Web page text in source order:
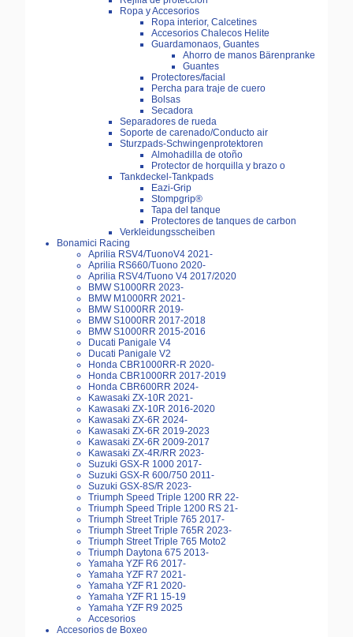
Ropa y Accesorios
Ropa interior, Calcetines
Accesorios Chalecos Helite
Guardamonaos, Guantes
Ahorro de manos Bärenpranke
Guantes
Protectores/facial
Percha para traje de cuero
Bolsas
Secadora
Separadores de rueda
Soporte de carenado/Conducto air
Sturzpads-Schwingenprotektoren
Almohadilla de otoño
Protector de horquilla y brazo o
Tankdeckel-Tankpads
Eazi-Grip
Stompgrip®
Tapa del tanque
Protectores de tanques de carbon
Verkleidungsscheiben
Bonamici Racing
Aprilia RSV4/TuonoV4 2021-
Aprilia RS660/Tuono 2020-
Aprilia RSV4/Tuono V4 2017/2020
BMW S1000RR 2023-
BMW M1000RR 2021-
BMW S1000RR 2019-
BMW S1000RR 2017-2018
BMW S1000RR 2015-2016
Ducati Panigale V4
Ducati Panigale V2
Honda CBR1000RR-R 2020-
Honda CBR1000RR 2017-2019
Honda CBR600RR 2024-
Kawasaki ZX-10R 2021-
Kawasaki ZX-10R 2016-2020
Kawasaki ZX-6R 2024-
Kawasaki ZX-6R 2019-2023
Kawasaki ZX-6R 2009-2017
Kawasaki ZX-4R/RR 2023-
Suzuki GSX-R 1000 2017-
Suzuki GSX-R 600/750 2011-
Suzuki GSX-8S/R 2023-
Triumph Speed Triple 1200 RR 22-
Triumph Speed Triple 1200 RS 21-
Triumph Street Triple 765 2017-
Triumph Street Triple 765R 2023-
Triumph Street Triple 765 Moto2
Triumph Daytona 675 2013-
Yamaha YZF R6 2017-
Yamaha YZF R7 2021-
Yamaha YZF R1 2020-
Yamaha YZF R1 15-19
Yamaha YZF R9 2025
Accesorios
Accesorios de Boxeo